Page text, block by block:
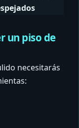
un piso de
necesitarás